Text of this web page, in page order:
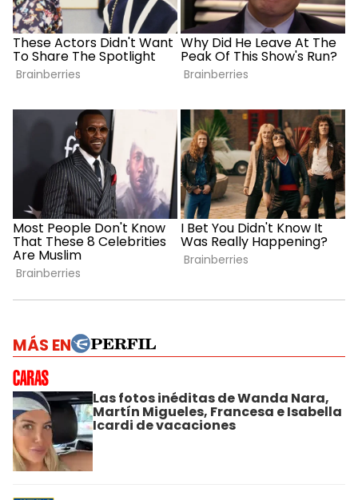
MÁS EN
Las fotos inéditas de Wanda Nara,
Martín Migueles, Francesa e Isabella
Icardi de vacaciones